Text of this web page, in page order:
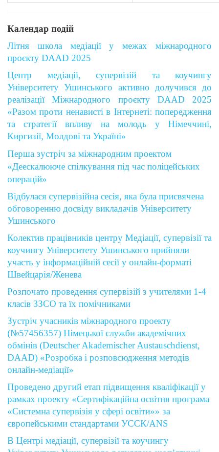
Календар подій
Літня школа медіації у межах міжнародного
проєкту DAAD 2025
Центр медіації, супервізій та коучингу
Університету Ушинського активно долучився до
реалізації Міжнародного проєкту DAAD 2025
«Разом проти ненависті в Інтернеті: попередження
та стратегії впливу на молодь у Німеччині,
Киргизії, Молдові та Україні»
Перша зустріч за міжнародним проектом
«Деескалююче спілкування під час поліцейських
операцій»
Відбулася супервізійна сесія, яка була присвячена
обговоренню досвіду викладачів Університету
Ушинського
Колектив працівників центру Медіації, супервізії та
коучингу Університету Ушинського прийняли
участь у інформаційній сесії у онлайн-форматі
Швейцарія/Женева
Розпочато проведення супервізій з учителями 1-4
класів ЗЗСО та їх помічниками
Зустріч учасників міжнародного проекту
(№57456357) Німецької служби академічних
обмінів (Deutscher Akademischer Austauschdienst,
DAAD) «Розробка і розповсюдження методів
онлайн-медіації»
Проведено другий етап підвищення кваліфікації у
рамках проекту «Сертифікаційна освітня програма
«Системна супервізія у сфері освіти»» за
європейськими стандартами УССК/ANS
В Центрі медіації, супервізії та коучингу